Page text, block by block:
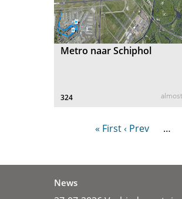
Metro naar Schiphol
324
« First ‹ Prev …
News